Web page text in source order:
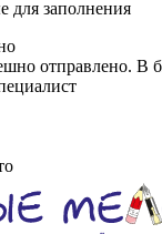
для заполнения
отправлено. В